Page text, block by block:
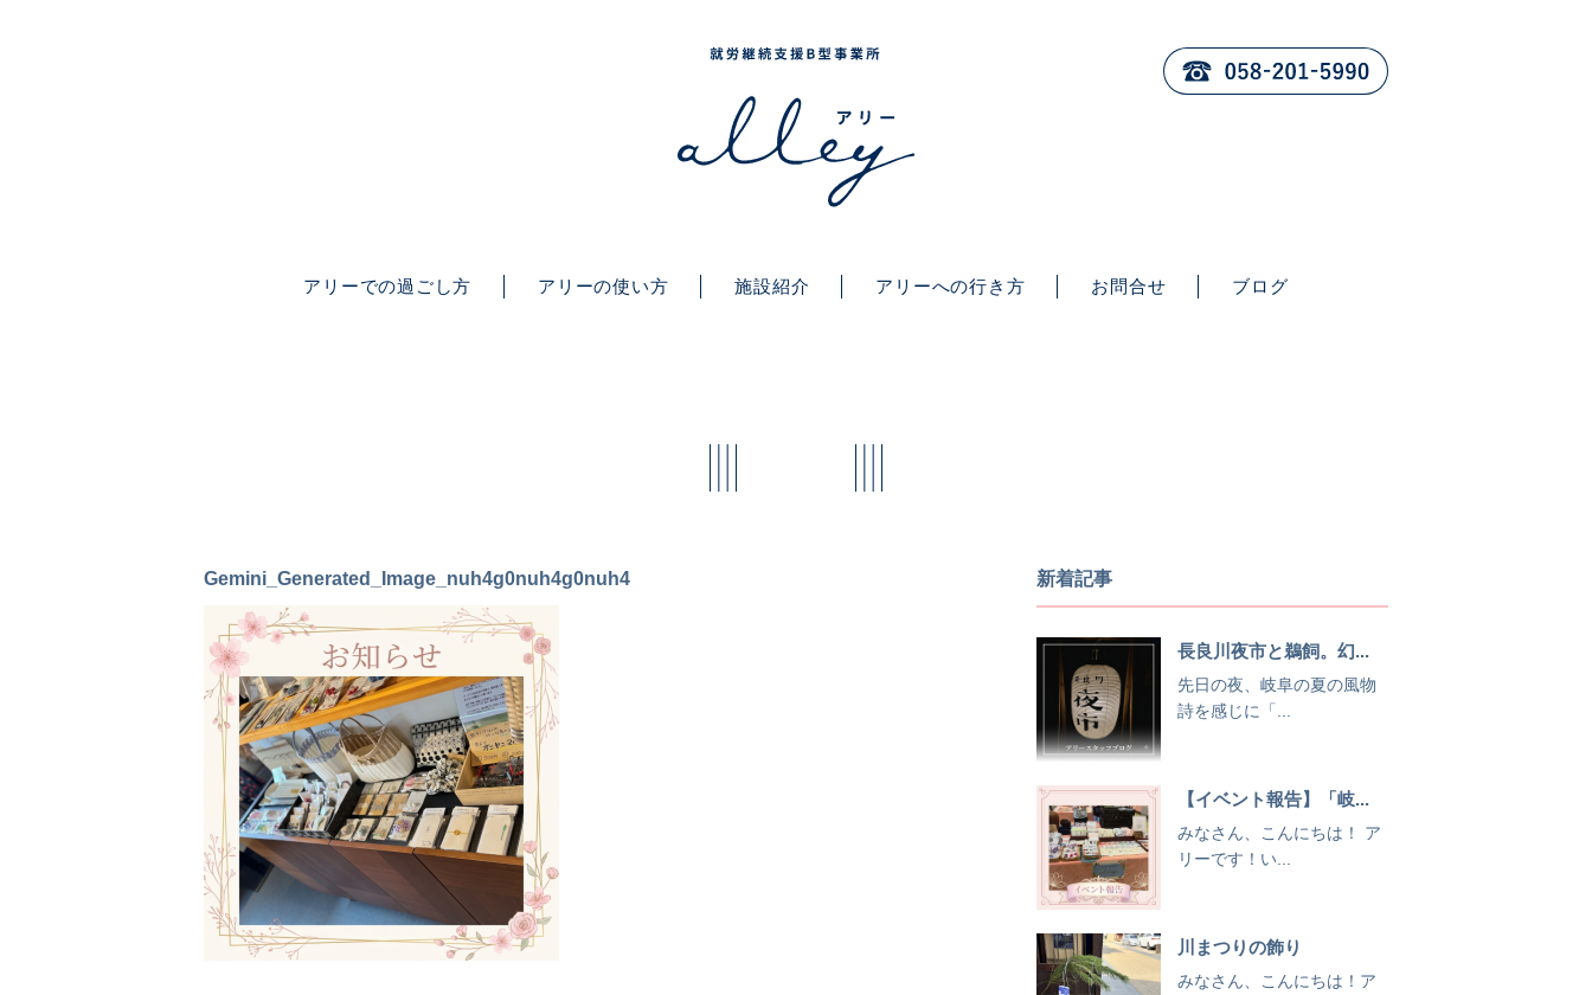
アリーでの過ごし方 アリーの使い方 施設紹介 アリーへの行き方 お問合せ ブログ
Gemini_Generated_Image_nuh4g0nuh4g0nuh4 新着記事
長良川夜市と鵜飼。幻...
先日の夜、岐阜の夏の風物
詩を感じに「...
【イベント報告】「岐...
みなさん、こんにちは！ ア
リーです！い...
川まつりの飾り
みなさん、こんにちは！ア